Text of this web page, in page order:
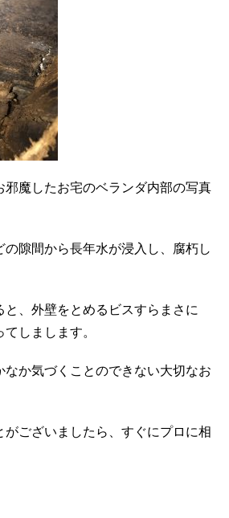
邪魔したお宅のベランダ内部の写真
の隙間から長年水が浸入し、腐朽し
と、外壁をとめるビスすらまさに
てしまします。
なか気づくことのできない大切なお
がございましたら、すぐにプロに相